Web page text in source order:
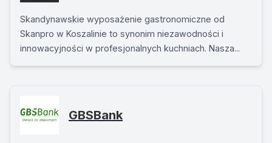
Skandynawskie wyposażenie gastronomiczne od
Skanpro w Koszalinie to synonim niezawodności i
innowacyjności w profesjonalnych kuchniach. Nasza...
GBSBank